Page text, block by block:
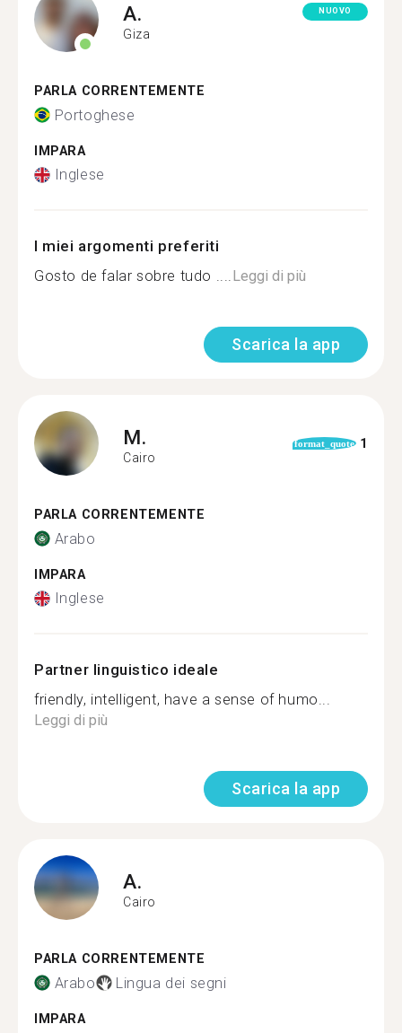
A.
Giza
NUOVO
PARLA CORRENTEMENTE
Portoghese
IMPARA
Inglese
I miei argomenti preferiti
Gosto de falar sobre tudo ....Leggi di più
Scarica la app
M.
Cairo
format_quote 1
PARLA CORRENTEMENTE
Arabo
IMPARA
Inglese
Partner linguistico ideale
friendly, intelligent, have a sense of humo...
Leggi di più
Scarica la app
A.
Cairo
PARLA CORRENTEMENTE
Arabo Lingua dei segni
IMPARA